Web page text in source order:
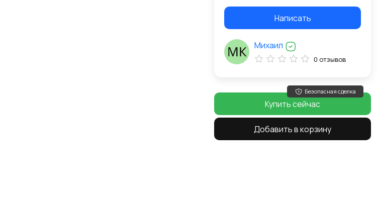
Написать
Михаил
0 отзывов
Безопасная сделка
Купить сейчас
Добавить в корзину